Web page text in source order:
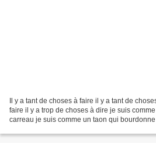
Il y a tant de choses à faire il y a tant de
faire il y a trop de choses à dire je suis
carreau je suis comme un taon qui